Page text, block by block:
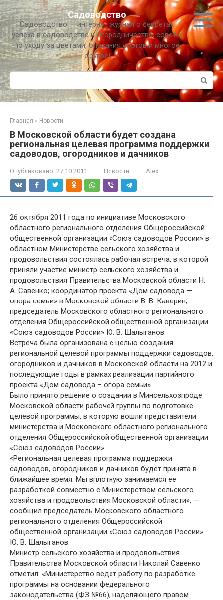
Перейти
к
контенту
Садоводство
Садоводство — интернет журнал о секретах
успеха в садоводстве и огородничестве, советы
по уходу за цветами, описания сортов и многое
другое!
Поиск:
Главная » Новости
В Московской области будет создана
региональная целевая программа поддержки
садоводов, огородников и дачников
Опубликовано: 27.10.2011 Новости Alex
26 октября 2011 года по инициативе Московского
областного регионального отделения Общероссийской
общественной организации «Союз садоводов России» в
областном Министерстве сельского хозяйства и
продовольствия состоялась рабочая встреча, в которой
приняли участие министр сельского хозяйства и
продовольствия Правительства Московской области Н.
А. Савенко; координатор проекта «Дом садовода —
опора семьи» в Московской области В. В. Каверин;
председатель Московского областного регионального
отделения Общероссийской общественной организации
«Союз садоводов России» Ю. В. Шалыганов.
Встреча была организована с целью создания
региональной целевой программы поддержки садоводов,
огородников и дачников в Московской области на 2012 и
последующие годы в рамках реализации партийного
проекта «Дом садовода – опора семьи».
Было принято решение о создании в Минсельхозпроде
Московской области рабочей группы по подготовке
целевой программы, в которую вошли представители
министерства и Московского областного регионального
отделения Общероссийской общественной организации
«Союз садоводов России».
«Региональная целевая программа поддержки
садоводов, огородников и дачников будет принята в
ближайшее время. Мы вплотную занимаемся ее
разработкой совместно с Министерством сельского
хозяйства и продовольствия Московской области», —
сообщил председатель Московского областного
регионального отделения Общероссийской
общественной организации «Союз садоводов России»
Ю. В. Шалыганов.
Министр сельского хозяйства и продовольствия
Правительства Московской области Николай Савенко
отметил: «Министерство ведет работу по разработке
программы на основании федерального
законодательства (ФЗ №66), наделяющего правом